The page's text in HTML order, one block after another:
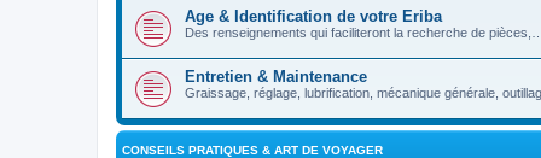
Age & Identification de votre Eriba
Des renseignements qui faciliteront la recherche de pièces,…
Entretien & Maintenance
Graissage, réglage, lubrification, mécanique générale,
CONSEILS PRATIQUES & ART DE VOYAGER